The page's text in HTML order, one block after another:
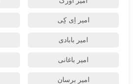
امیر اِی کِی
امیر بابادی
امیر باغانی
امیر برسان